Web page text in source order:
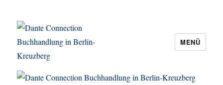
Dante Connection Buchhandlung in
MENÜ